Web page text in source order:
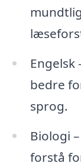
bedre
sprog.
Biologi
forstå